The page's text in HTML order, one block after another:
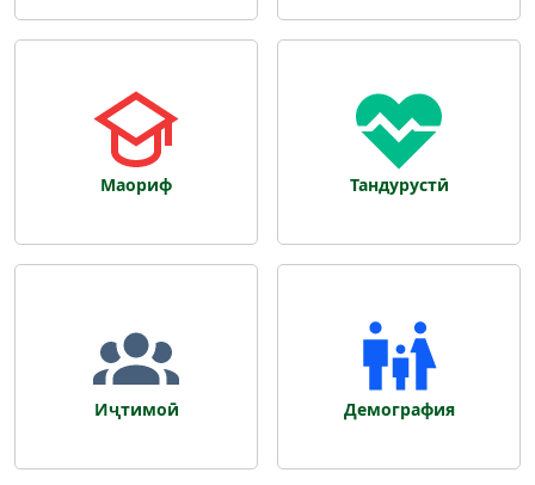
Маориф Тандурустӣ
Иҷтимоӣ Демография